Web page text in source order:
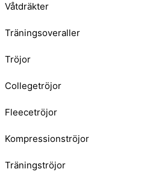
Våtdräkter
Träningsoveraller
Tröjor
Collegetröjor
Fleecetröjor
Kompressionströjor
Träningströjor